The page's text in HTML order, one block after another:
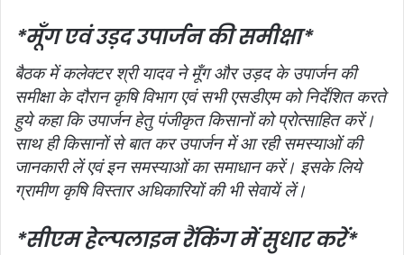
*मूँग एवं उड़द उपार्जन की समीक्षा*
बैठक में कलेक्‍टर श्री यादव ने मूँग और उड़द के उपार्जन की
समीक्षा के दौरान कृषि विभाग एवं सभी एसडीएम को निर्देशित करते
हुये कहा कि उपार्जन हेतु पंजीकृत किसानों को प्रोत्‍साहित करें।
साथ ही किसानों से बात कर उपार्जन में आ रही समस्‍याओं की
जानकारी लें एवं इन समस्‍याओं का समाधान करें। इसके लिये
ग्रामीण कृषि विस्‍तार अधिकारियों की भी सेवायें लें।
*सीएम हेल्‍पलाइन रैंकिंग में सुधार करें*